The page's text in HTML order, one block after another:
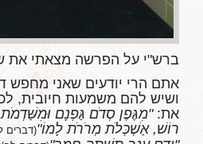
ברש"י על הפרשה מצאתי את
אתם הרי יודעים שאני מחפש
ושיש להם משמעות חיובית,
את:"מִגֶּפֶן סְדֹם גַּפְנָם וּמִשַּׁדְמֹת
רוֹשׁ, אַשְׁכְּלֹת מְרֹרֹת לָמוֹ"(דברים